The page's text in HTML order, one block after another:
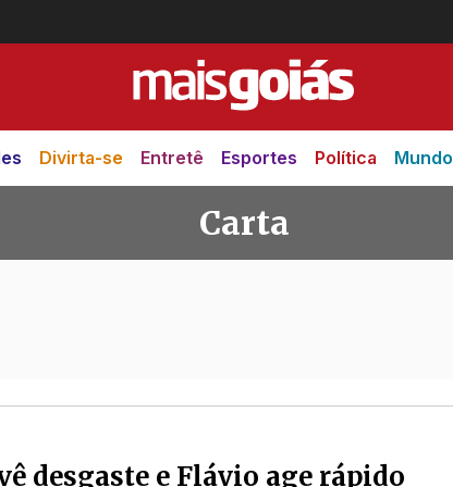
Divirta-se Entretê Esportes Política Mundo
Carta
desgaste e Flávio age rápido